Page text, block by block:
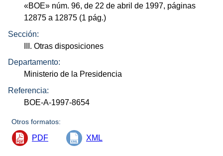
«BOE» núm. 96, de 22 de abril de 1997, páginas
12875 a 12875 (1 pág.)
Sección:
III. Otras disposiciones
Departamento:
Ministerio de la Presidencia
Referencia:
BOE-A-1997-8654
Otros formatos:
PDF XML